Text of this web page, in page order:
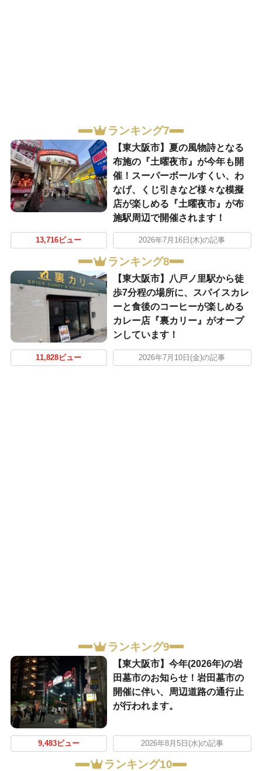
ランキング7
【東大阪市】夏の風物詩となる
布施の『土曜夜市』が今年も開
催！スーパーボールすくい、わ
なげ、くじ引きなど様々な模擬
店が楽しめる『土曜夜市』が布
施駅周辺で開催されます！
13,716ビュー 2026年7月16日(木)の記事
ランキング8
【東大阪市】八戸ノ里駅から徒
歩7分程の場所に、スパイスカレ
ーと食後のコーヒーが楽しめる
カレー店『裏カリー』がオープ
ンしています！
11,828ビュー 2026年7月10日(金)の記事
ランキング9
【東大阪市】今年(2026年)の岩
田墓市のお知らせ！岩田墓市の
開催に伴い、周辺道路の通行止
が行われます。
9,483ビュー 2026年8月5日(水)の記事
ランキング10